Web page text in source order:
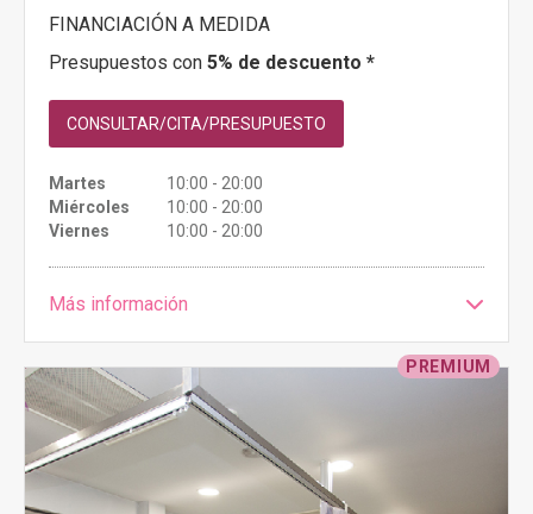
FINANCIACIÓN A MEDIDA
Presupuestos con 5% de descuento *
CONSULTAR/CITA/PRESUPUESTO
Martes
10:00 - 20:00
Miércoles
10:00 - 20:00
Viernes
10:00 - 20:00
Más información
PREMIUM